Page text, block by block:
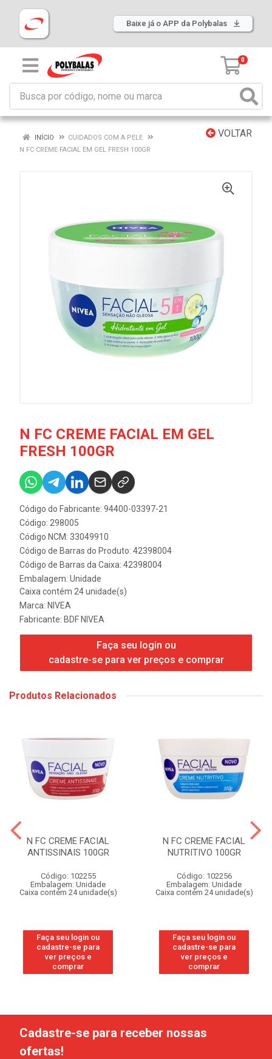
Baixe já o APP da Polybalas
0
VOLTAR
INÍCIO
CUIDADOS COM A PELE
N FC CREME FACIAL EM GEL FRESH 100GR
N FC CREME FACIAL EM GEL
FRESH 100GR
Código do Fabricante: 94400-03397-21
Código: 298005
Código NCM: 33049910
Código de Barras do Produto: 42398004
Código de Barras da Caixa: 42398004
Embalagem: Unidade
Caixa contém 24 unidade(s)
Marca: NIVEA
Fabricante: BDF NIVEA
Faça seu login ou
cadastre-se para ver preços e comprar
Produtos Relacionados
N FC CREME FACIAL
ANTISSINAIS 100GR
Código: 102255
Embalagem: Unidade
Caixa contém 24 unidade(s)
Faça seu login ou
cadastre-se para
ver preços e
comprar
N FC CREME FACIAL
NUTRITIVO 100GR
Código: 102256
Embalagem: Unidade
Caixa contém 24 unidade(s)
Faça seu login ou
cadastre-se para
ver preços e
comprar
Cadastre-se para receber nossas
ofertas!